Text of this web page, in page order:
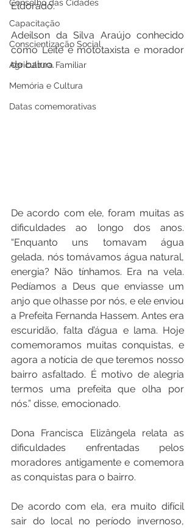
Conselho das Cidades
Capacitação
Conscientização Social
Agricultura Familiar
Memória e Cultura
Datas comemorativas
Eldorado.
Adeilson da Silva Araújo conhecido
como Leite é mototaxista e morador
do bairro.
De acordo com ele, foram muitas as
dificuldades ao longo dos anos.
“Enquanto uns tomavam água
gelada, nós tomávamos água natural,
energia? Não tínhamos. Era na vela.
Pedíamos a Deus que enviasse um
anjo que olhasse por nós, e ele enviou
a Prefeita Fernanda Hassem. Antes era
escuridão, falta d’água e lama. Hoje
comemoramos muitas conquistas, e
agora a notícia de que teremos nosso
bairro asfaltado. É motivo de alegria
termos uma prefeita que olha por
nós.” disse, emocionado.
Dona Francisca Elizângela relata as
dificuldades enfrentadas pelos
moradores antigamente e comemora
as conquistas para o bairro.
De acordo com ela, era muito difícil
sair do local no período invernoso,